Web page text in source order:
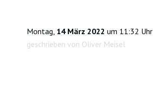
Montag, 14 März 2022 um 11:32 Uhr
geschrieben von Oliver Meisel